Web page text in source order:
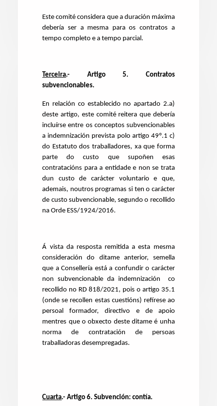
Este comité considera que a duración máxima
debería ser a mesma para os contratos a
tempo completo e a tempo parcial.
Terceira.- Artigo 5. Contratos
subvencionables.
En relación co establecido no apartado 2.a)
deste artigo, este comité reitera que debería
incluírse entre os conceptos subvencionables
a indemnización prevista polo artigo 49º.1 c)
do Estatuto dos traballadores, xa que forma
parte do custo que supoñen esas
contratacións para a entidade e non se trata
dun custo de carácter voluntario e que,
ademais, noutros programas si ten o carácter
de custo subvencionable, segundo o recollido
na Orde ESS/1924/2016.
Á vista da resposta remitida a esta mesma
consideración do ditame anterior, semella
que a Consellería está a confundir o carácter
non subvencionable da indemnización co
recollido no RD 818/2021, pois o artigo 35.1
(onde se recollen estas cuestións) refírese ao
persoal formador, directivo e de apoio
mentres que o obxecto deste ditame é unha
norma de contratación de persoas
traballadoras desempregadas.
Cuarta.- Artigo 6. Subvención: contía.